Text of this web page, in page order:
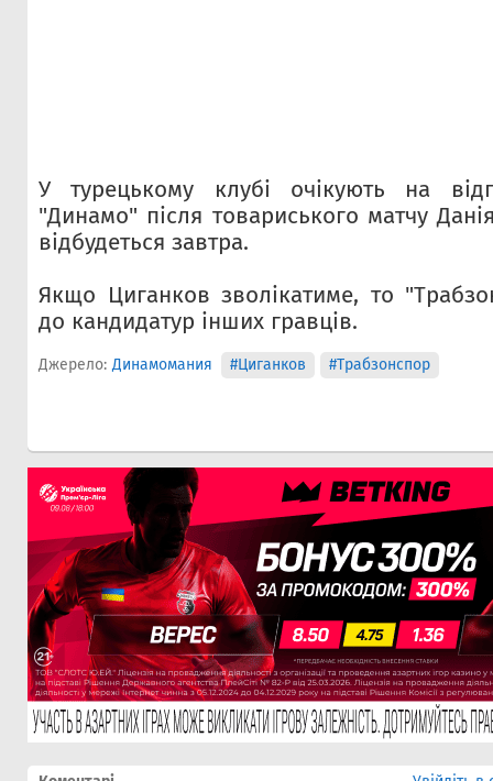
У турецькому клубі очікують на
"Динамо" після товариського матчу
відбудеться завтра.
Якщо Циганков зволікатиме, то
до кандидатур інших гравців.
Джерело: Динамомания #Циганков #Трабзонспор